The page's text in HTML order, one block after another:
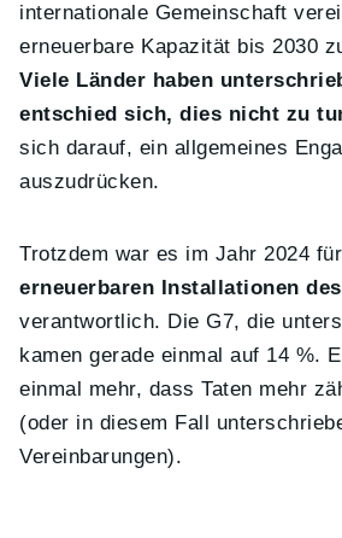
internationale Gemeinschaft
erneuerbare Kapazität bis 2030
Viele Länder haben
entschied sich, dies nicht zu
sich darauf, ein allgemeines
auszudrücken.
Trotzdem war es im Jahr 2024 für
erneuerbaren Installationen
verantwortlich. Die G7, die
kamen gerade einmal auf 14 %.
einmal mehr, dass Taten mehr
(oder in diesem Fall
Vereinbarungen).